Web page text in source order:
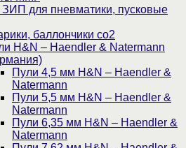
для пневматики, пусковые
баллончики со2
H&N – Haendler & Natermann
Пули 4,5 мм H&N – Haendler &
Natermann
Пули 5,5 мм H&N – Haendler &
Natermann
Пули 6,35 мм H&N – Haendler &
Natermann